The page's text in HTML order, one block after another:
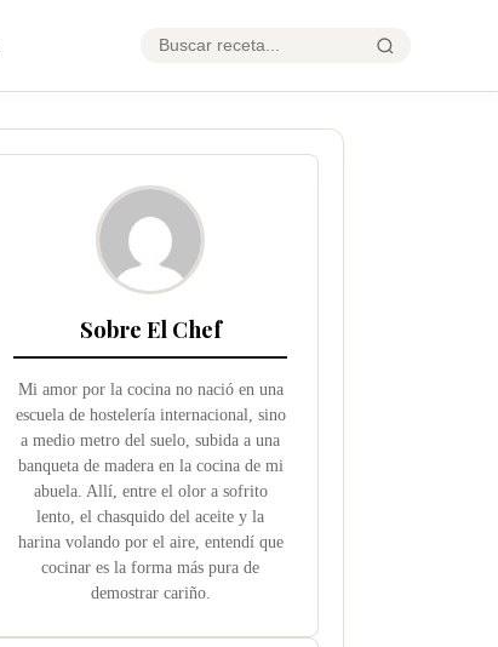
Sobre El Chef
Mi amor por la cocina no nació en una
escuela de hostelería internacional, sino
a medio metro del suelo, subida a una
banqueta de madera en la cocina de mi
abuela. Allí, entre el olor a sofrito
lento, el chasquido del aceite y la
harina volando por el aire, entendí que
cocinar es la forma más pura de
demostrar cariño.